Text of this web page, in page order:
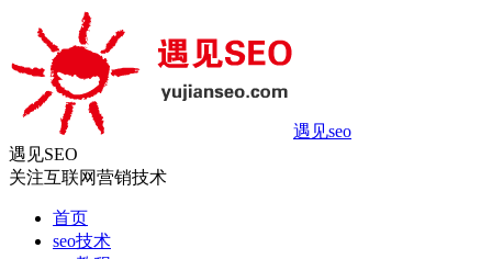
遇见seo
遇见SEO
关注互联网营销技术
首页
seo技术